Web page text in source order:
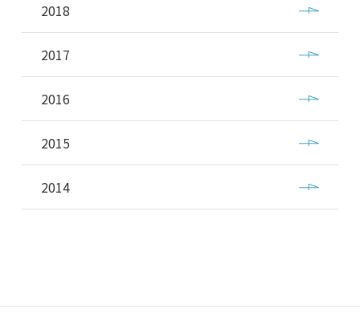
2018
2017
2016
2015
2014